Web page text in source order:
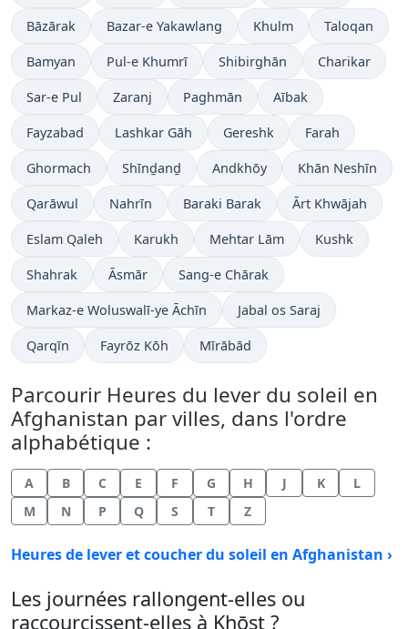
Bāzārak Bazar-e Yakawlang Khulm Taloqan
Bamyan Pul-e Khumrī Shibirghān Charikar
Sar-e Pul Zaranj Paghmān Aībak
Fayzabad Lashkar Gāh Gereshk Farah
Ghormach Shīnḏanḏ Andkhōy Khān Neshīn
Qarāwul Nahrīn Baraki Barak Ārt Khwājah
Eslam Qaleh Karukh Mehtar Lām Kushk
Shahrak Āsmār Sang-e Chārak
Markaz-e Woluswalī-ye Āchīn Jabal os Saraj
Qarqīn Fayrōz Kōh Mīrābād
Parcourir Heures du lever du soleil en
Afghanistan par villes, dans l'ordre
alphabétique :
A B C E F G H J K
L
M
N P Q S T Z
Heures de lever et coucher du soleil en Afghanistan ›
Les journées rallongent-elles ou
raccourcissent-elles à Khōst ?